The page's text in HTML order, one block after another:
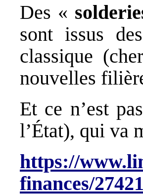
Des «
sont issus
classique
nouvelles
Et ce n’est
l’État), qui va
https://
finances/